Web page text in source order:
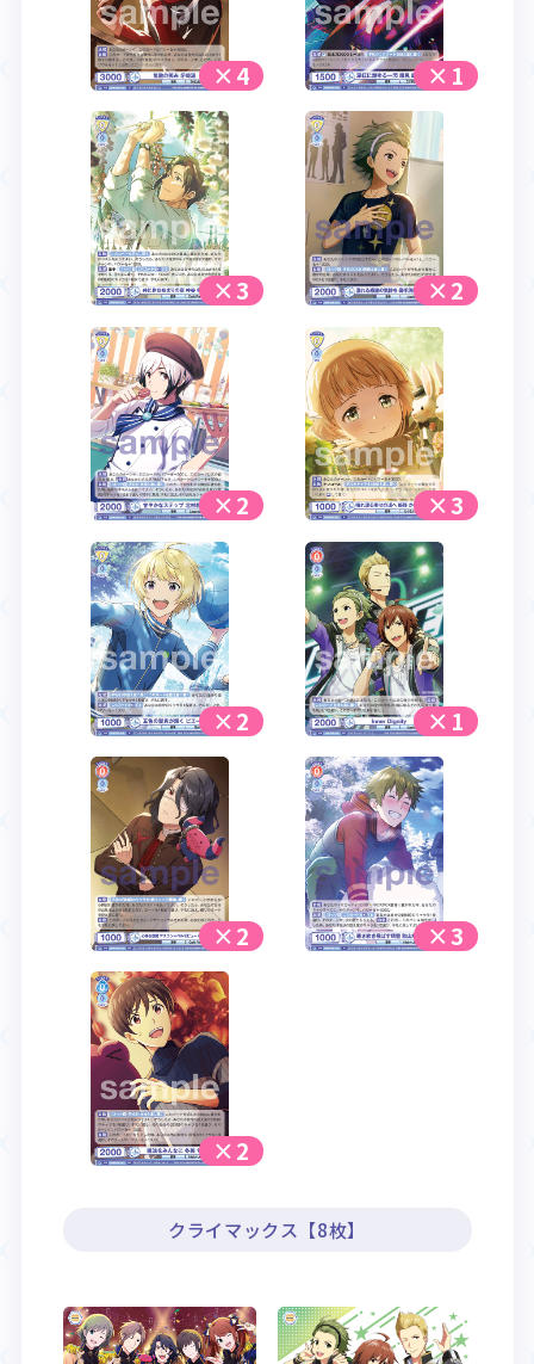
×4 ×1
×3 ×2
×2 ×3
×2 ×1
×2 ×3
×2
クライマックス【8枚】